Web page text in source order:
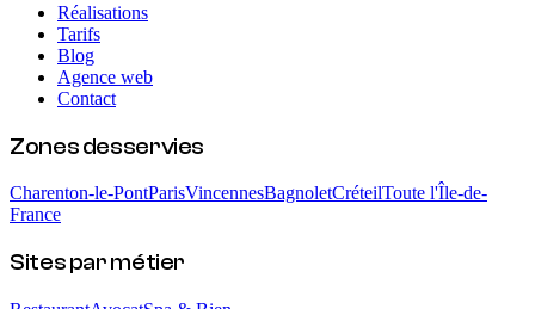
Réalisations
Tarifs
Blog
Agence web
Contact
Zones desservies
Charenton-le-PontParisVincennesBagnoletCréteilToute l'Île-de-
France
Sites par métier